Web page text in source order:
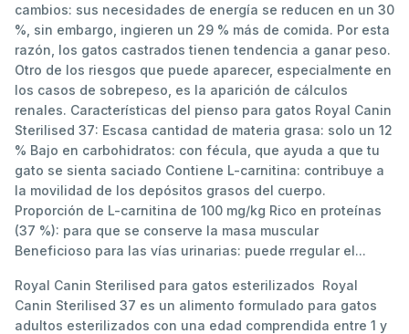
cambios: sus necesidades de energía se reducen en un 30
%, sin embargo, ingieren un 29 % más de comida. Por esta
razón, los gatos castrados tienen tendencia a ganar peso.
Otro de los riesgos que puede aparecer, especialmente en
los casos de sobrepeso, es la aparición de cálculos
renales. Características del pienso para gatos Royal Canin
Sterilised 37: Escasa cantidad de materia grasa: solo un 12
% Bajo en carbohidratos: con fécula, que ayuda a que tu
gato se sienta saciado Contiene L-carnitina: contribuye a
la movilidad de los depósitos grasos del cuerpo.
Proporción de L-carnitina de 100 mg/kg Rico en proteínas
(37 %): para que se conserve la masa muscular
Beneficioso para las vías urinarias: puede rregular el...
Royal Canin Sterilised para gatos esterilizados Royal
Canin Sterilised 37 es un alimento formulado para gatos
adultos esterilizados con una edad comprendida entre 1 y